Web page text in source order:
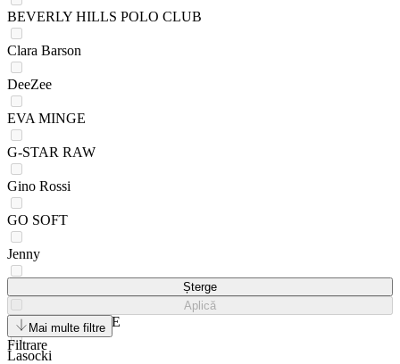
BEVERLY HILLS POLO CLUB
Clara Barson
DeeZee
EVA MINGE
G-STAR RAW
Gino Rossi
GO SOFT
Jenny
JUICY COUTURE
Lasocki
Șterge
Aplică
Mai multe filtre
Filtrare